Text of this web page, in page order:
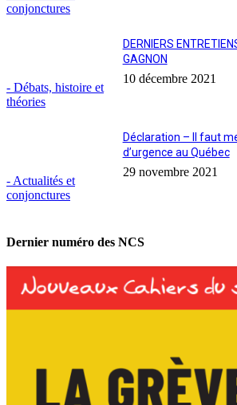
conjonctures
- Débats, histoire et
théories
DERNIERS
GAGNON
10 décembre 2021
- Actualités et
conjonctures
Déclaration – Il faut
d’urgence au Québec
29 novembre 2021
Dernier numéro des NCS